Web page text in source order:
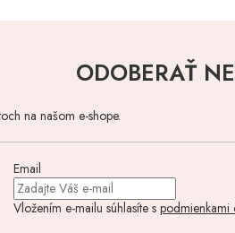
ODOBERAŤ
na našom e-shope.
Email
Vložením e-mailu súhlasíte s podmienkami